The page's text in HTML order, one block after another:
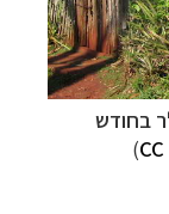
CC